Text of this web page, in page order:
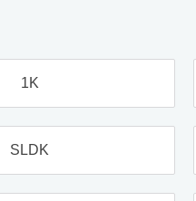
1K
SLDK